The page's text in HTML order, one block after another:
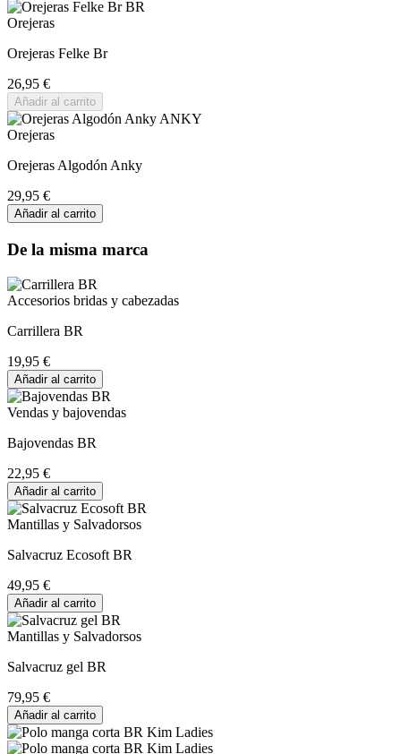
Orejeras
Orejeras Felke Br
26,95 €
Añadir al carrito
Orejeras
Orejeras Algodón Anky
29,95 €
Añadir al carrito
De la misma marca
Accesorios bridas y cabezadas
Carrillera BR
19,95 €
Añadir al carrito
Vendas y bajovendas
Bajovendas BR
22,95 €
Añadir al carrito
Mantillas y Salvadorsos
Salvacruz Ecosoft BR
49,95 €
Añadir al carrito
Mantillas y Salvadorsos
Salvacruz gel BR
79,95 €
Añadir al carrito